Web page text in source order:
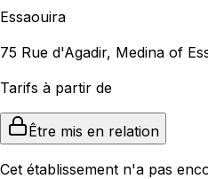
Essaouira
75 Rue d'Agadir, Medina of
Tarifs à partir de
Être mis en relation
Cet établissement n'a pas